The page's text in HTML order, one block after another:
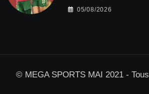
finale
05/08/2026
© MEGA SPORTS MAI 2021 -